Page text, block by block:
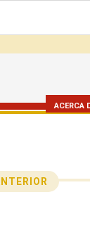
ACERCA